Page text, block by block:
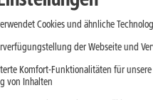
mit gutem AMOLED-
Unterstützung
Cookies und ähnliche
der Webseite und
Komfort-Funktionalitäten für
von Inhalten